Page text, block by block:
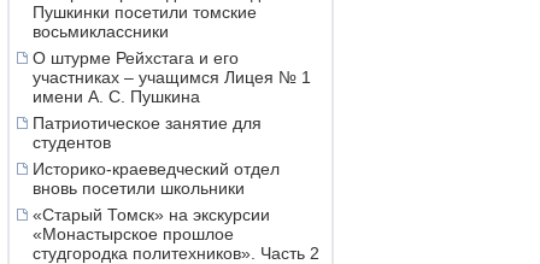
Пушкинки посетили томские
восьмиклассники
О штурме Рейхстага и его
участниках – учащимся Лицея № 1
имени А. С. Пушкина
Патриотическое занятие для
студентов
Историко-краеведческий отдел
вновь посетили школьники
«Старый Томск» на экскурсии
«Монастырское прошлое
студгородка политехников». Часть 2